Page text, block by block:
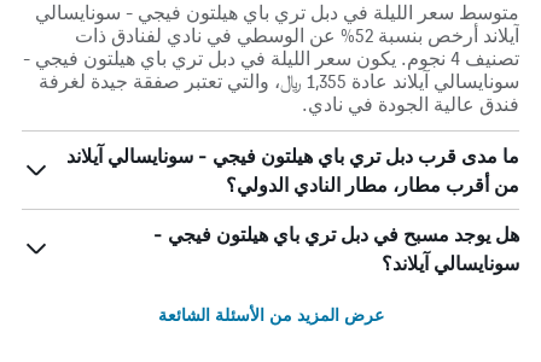
متوسط سعر الليلة في دبل تري باي هيلتون فيجي - سونايسالي
آيلاند أرخص بنسبة 52% عن الوسطي في نادي لفنادق ذات
تصنيف 4 نجوم. يكون سعر الليلة في دبل تري باي هيلتون فيجي -
سونايسالي آيلاند عادة 1,355 ﷼، والتي تعتبر صفقة جيدة لغرفة
فندق عالية الجودة في نادي.
ما مدى قرب دبل تري باي هيلتون فيجي - سونايسالي آيلاند
من أقرب مطار، مطار النادي الدولي؟
هل يوجد مسبح في دبل تري باي هيلتون فيجي -
سونايسالي آيلاند؟
عرض المزيد من الأسئلة الشائعة